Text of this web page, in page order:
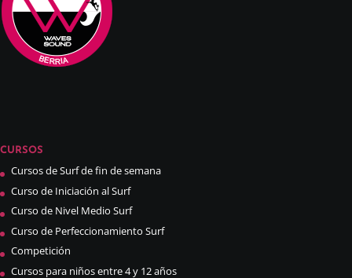
CURSOS
Cursos de Surf de fin de semana
Curso de Iniciación al Surf
Curso de Nivel Medio Surf
Curso de Perfeccionamiento Surf
Competición
Cursos para niños entre 4 y 12 años